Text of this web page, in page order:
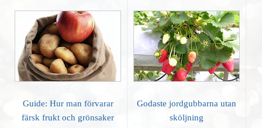
Guide: Hur man förvarar
färsk frukt och grönsaker
Godaste jordgubbarna utan
sköljning